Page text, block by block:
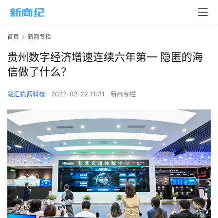
首页 新商专栏
贵州数字经济增速连续六年第一 隐匿的海
信做了什么？
融汇栋蓝科技 2022-02-22 11:31 新商专栏